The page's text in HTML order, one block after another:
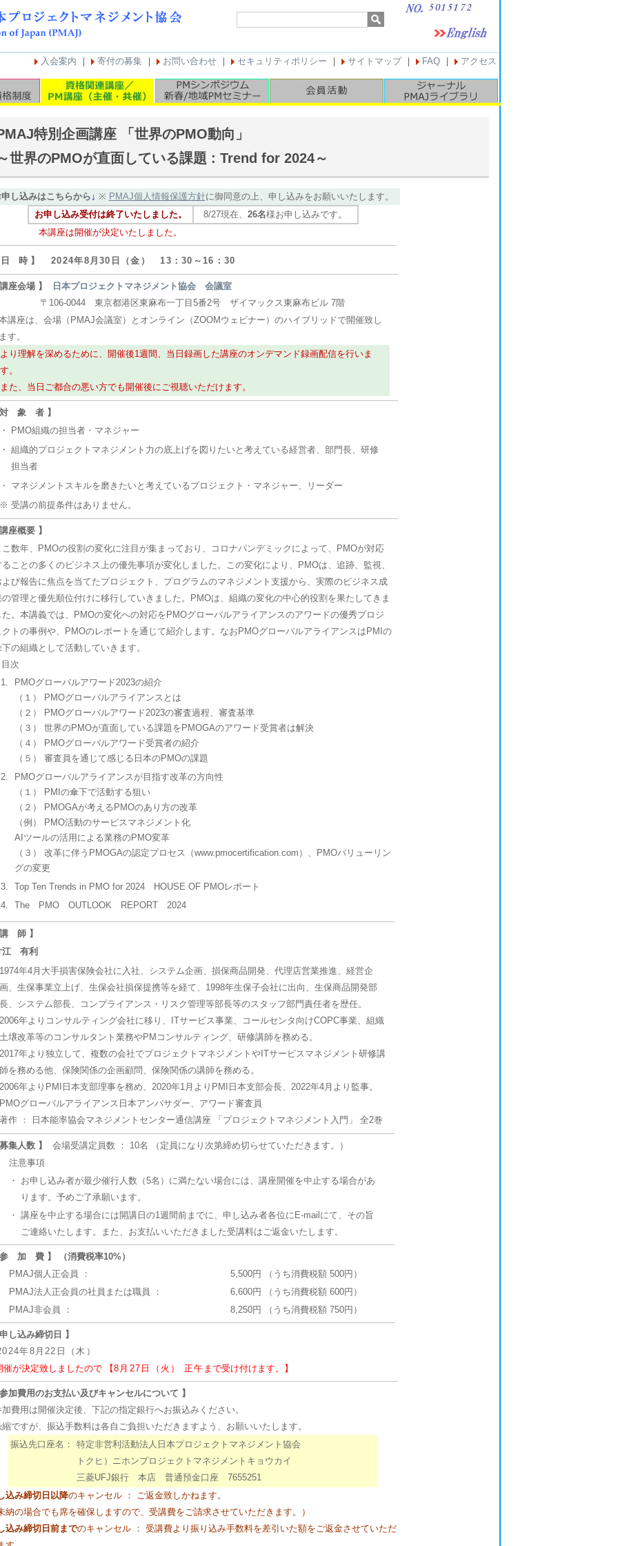
入会案内 ｜ 寄付の募集 ｜ お問い合わせ ｜ セキュリティポリシー ｜ サイトマップ｜ FAQ ｜ アクセス
特別企画講座 「世界のPMO動向」
世界のPMOが直面している課題 : Trend for 2024～
し込みはこちらから↓ ※ PMAJ個人情報保護方針に御同意の上、申し込みをお願いいたします。
お申し込み受付は終了いたしました。
8/27現在、 26名様お申し込みです。
本講座は開催が決定いたしました。
時 】 2024年8月30日（金） 13：30～16：30
座会場 】
日本プロジェクトマネジメント協会 会議室
0044 東京都港区東麻布一丁目5番2号 ザイマックス東麻布ビル 7階
講座は、会場（PMAJ会議室）とオンライン（ZOOMウェビナー）のハイブリッドで開催致し
す。
より理解を深めるために、開催後1週間、当日録画した講座のオンデマンド録画配信を行いま
す。
また、当日ご都合の悪い方でも開催後にご視聴いただけます。
象 者 】
・
PMO組織の担当者・マネジャー
・ 組織的プロジェクトマネジメント力の底上げを図りたいと考えている経営者、部門長、研修
担当者
・
マネジメントスキルを磨きたいと考えているプロジェクト・マネジャー、リーダー
※ 受講の前提条件はありません。
座概要 】
こ数年、PMOの役割の変化に注目が集まっており、コロナパンデミックによって、PMOが対応
ることの多くのビジネス上の優先事項が変化しました。この変化により、PMOは、追跡、監視、
よび報告に焦点を当てたプロジェクト、プログラムのマネジメント支援から、実際のビジネス成
の管理と優先順位付けに移行していきました。PMOは、組織の変化の中心的役割を果たしてきま
た。本講義では、PMOの変化への対応をPMOグローバルアライアンスのアワードの優秀プロジ
クトの事例や、PMOのレポートを通じて紹介します。なおPMOグローバルアライアンスはPMIの
下の組織として活動していきます。
次
PMOグローバルアワード2023の紹介
（１） PMOグローバルアライアンスとは
（２） PMOグローバルアワード2023の審査過程、審査基準
（３） 世界のPMOが直面している課題をPMOGAのアワード受賞者は解決
（４） PMOグローバルアワード受賞者の紹介
（５） 審査員を通じて感じる日本のPMOの課題
PMOグローバルアライアンスが目指す改革の方向性
（１） PMIの傘下で活動する狙い
（２） PMOGAが考えるPMOのあり方の改革
（例） PMO活動のサービスマネジメント化
AIツールの活用による業務のPMO変革
（３） 改革に伴うPMOGAの認定プロセス（www.pmocertification.com）、PMOバリューリン
グの変更
Top Ten Trends in PMO for 2024 HOUSE OF PMOレポート
The PMO OUTLOOK REPORT 2024
師 】
江 有利
1974年4月大手損害保険会社に入社、システム企画、損保商品開発、代理店営業推進、経営企
画、生保事業立上げ、生保会社損保提携等を経て、1998年生保子会社に出向、生保商品開発部
長、システム部長、コンプライアンス・リスク管理等部長等のスタッフ部門責任者を歴任。
2006年よりコンサルティング会社に移り、ITサービス事業、コールセンタ向けCOPC事業、組織
土壌改革等のコンサルタント業務やPMコンサルティング、研修講師を務める。
2017年より独立して、複数の会社でプロジェクトマネジメントやITサービスマネジメント研修講
師を務める他、保険関係の企画顧問、保険関係の講師を務める。
2006年よりPMI日本支部理事を務め、2020年1月よりPMI日本支部会長、2022年4月より監事。
PMOグローバルアライアンス日本アンバサダー、アワード審査員
著作 ： 日本能率協会マネジメントセンター通信講座 「プロジェクトマネジメント入門」 全2巻
集人数 】 会場受講定員数 ： 10名 （定員になり次第締め切らせていただきます。）
注意事項
・
お申し込み者が最少催行人数（5名）に満たない場合には、講座開催を中止する場合があ
ります。予めご了承願います。
・ 講座を中止する場合には開講日の1週間前までに、申し込み者各位にE-mailにて、その旨
ご連絡いたします。また、お支払いいただきました受講料はご返金いたします。
加 費 】 （消費税率10%）
PMAJ個人正会員 ：
5,500円 （うち消費税額 500円）
PMAJ法人正会員の社員または職員 ：
6,600円 （うち消費税額 600円）
PMAJ非会員 ：
8,250円 （うち消費税額 750円）
し込み締切日 】
年8月22日（木）
催が決定致しましたので 【8月27日（火） 正午 まで受け付けます。】
加費用のお支払い及びキャンセルについて 】
費用は開催決定後、下記の指定銀行へお振込みください。
ですが、振込手数料は各自ご負担いただきますよう、お願いいたします。
振込先口座名：
特定非営利活動法人日本プロジェクトマネジメント協会
トクヒ）ニホンプロジェクトマネジメントキョウカイ
三菱UFJ銀行 本店 普通預金口座 7655251
込み締切日以降のキャンセル ： ご返金致しかねます。
納の場合でも席を確保しますので、受講費をご請求させていただきます。）
込み締切日前までのキャンセル ： 受講費より振り込み手数料を差引いた額をご返金させていただ